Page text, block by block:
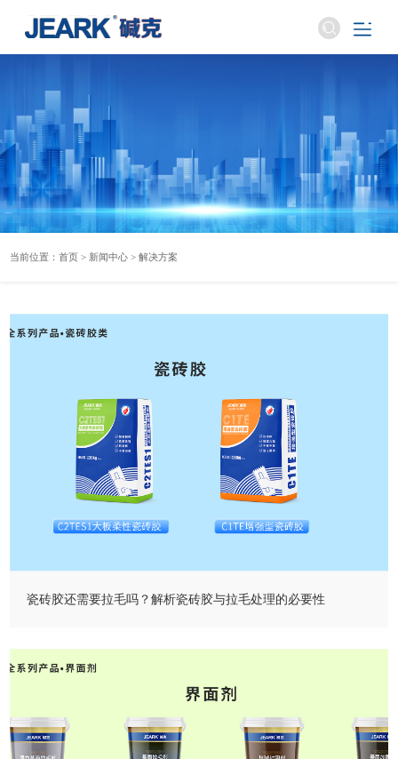
当前位置：首页 > 新闻中心 >解决方案
瓷砖胶还需要拉毛吗？解析瓷砖胶与拉毛处理的必要性